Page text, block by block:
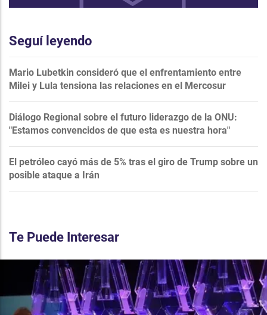
Seguí leyendo
Mario Lubetkin consideró que el enfrentamiento entre
Milei y Lula tensiona las relaciones en el Mercosur
Diálogo Regional sobre el futuro liderazgo de la ONU:
"Estamos convencidos de que esta es nuestra hora"
El petróleo cayó más de 5% tras el giro de Trump sobre un
posible ataque a Irán
Te Puede Interesar